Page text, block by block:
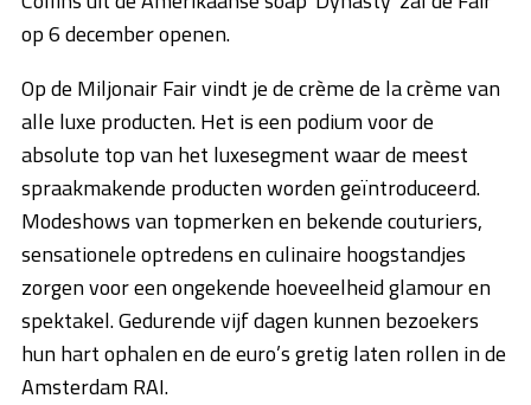
op 6 december openen.
Op de Miljonair Fair vindt je de crème de la crème van
alle luxe producten. Het is een podium voor de
absolute top van het luxesegment waar de meest
spraakmakende producten worden geïntroduceerd.
Modeshows van topmerken en bekende couturiers,
sensationele optredens en culinaire hoogstandjes
zorgen voor een ongekende hoeveelheid glamour en
spektakel. Gedurende vijf dagen kunnen bezoekers
hun hart ophalen en de euro’s gretig laten rollen in de
Amsterdam RAI.